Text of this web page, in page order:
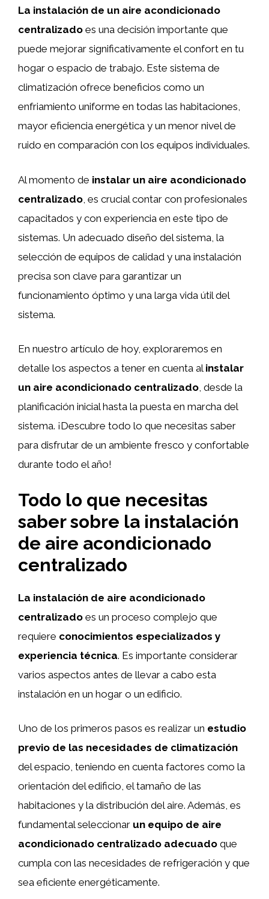
La instalación de un aire acondicionado
centralizado es una decisión importante que
puede mejorar significativamente el confort en tu
hogar o espacio de trabajo. Este sistema de
climatización ofrece beneficios como un
enfriamiento uniforme en todas las habitaciones,
mayor eficiencia energética y un menor nivel de
ruido en comparación con los equipos individuales.
Al momento de instalar un aire acondicionado
centralizado , es crucial contar con profesionales
capacitados y con experiencia en este tipo de
sistemas. Un adecuado diseño del sistema, la
selección de equipos de calidad y una instalación
precisa son clave para garantizar un
funcionamiento óptimo y una larga vida útil del
sistema.
En nuestro artículo de hoy, exploraremos en
detalle los aspectos a tener en cuenta al instalar
un aire acondicionado centralizado, desde la
planificación inicial hasta la puesta en marcha del
sistema. ¡Descubre todo lo que necesitas saber
para disfrutar de un ambiente fresco y confortable
durante todo el año!
Todo lo que necesitas
saber sobre la instalación
de aire acondicionado
centralizado
La instalación de aire acondicionado
centralizado es un proceso complejo que
requiere conocimientos especializados y
experiencia técnica. Es importante considerar
varios aspectos antes de llevar a cabo esta
instalación en un hogar o un edificio.
Uno de los primeros pasos es realizar un estudio
previo de las necesidades de climatización
del espacio, teniendo en cuenta factores como la
orientación del edificio, el tamaño de las
habitaciones y la distribución del aire. Además, es
fundamental seleccionar un equipo de aire
acondicionado centralizado adecuado que
cumpla con las necesidades de refrigeración y que
sea eficiente energéticamente.